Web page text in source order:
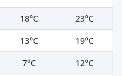
18°C
23°C
13°C
19°C
7°C 12°C